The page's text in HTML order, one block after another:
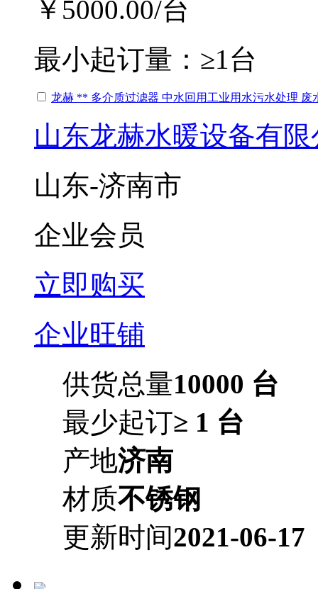
￥5000.00/台
最小起订量： ≥1台
龙赫 ** 多介质过滤器 中水回用工业用水污水处理 废
山东龙赫水暖设备有
山东-济南市
企业会员
立即购买
企业旺铺
供货总量10000 台
最少起订≥ 1 台
产地济南
材质不锈钢
更新时间2021-06-17